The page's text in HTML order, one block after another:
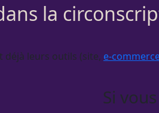
la
déjà leurs outils (site, e-
Si